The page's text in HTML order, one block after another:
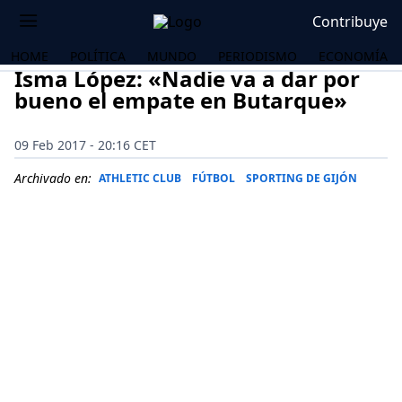
Contribuye
HOME POLÍTICA MUNDO PERIODISMO ECONOMÍA
Isma López: «Nadie va a dar por
bueno el empate en Butarque»
09 Feb 2017 - 20:16 CET
Archivado en: ATHLETIC CLUB FÚTBOL SPORTING DE GIJÓN